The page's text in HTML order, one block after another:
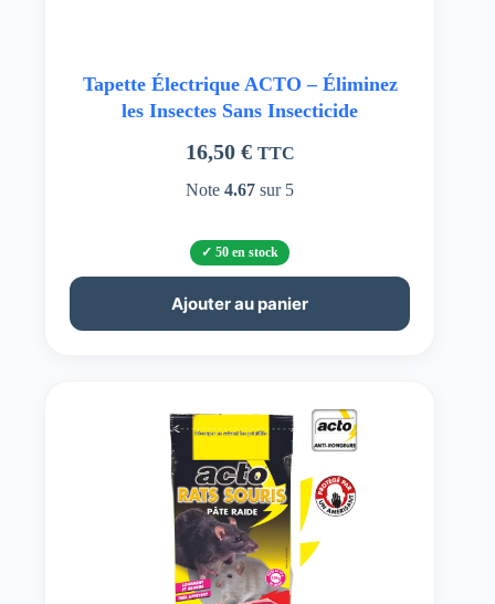
Tapette Électrique ACTO – Éliminez
les Insectes Sans Insecticide
16,50 € TTC
Note4.67 sur 5
50 en stock
Ajouter au panier